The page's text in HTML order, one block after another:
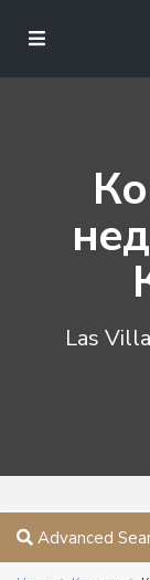
Las
Advanced